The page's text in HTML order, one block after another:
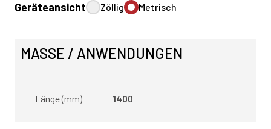
Geräteansicht Zöllig Metrisch
MASSE / ANWENDUNGEN
Länge (mm) 1400